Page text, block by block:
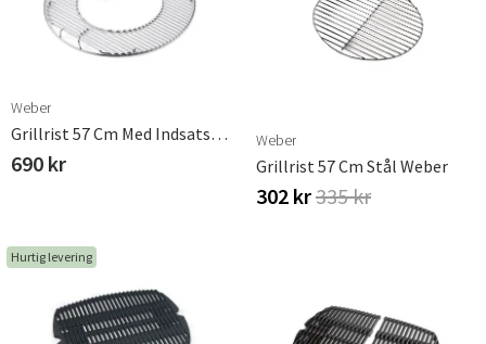
Weber
Grillrist 57 Cm Med Indsats Gbs Weber
690 kr
Weber
Grillrist 57 Cm Stål Weber
302 kr335 kr
Hurtig levering